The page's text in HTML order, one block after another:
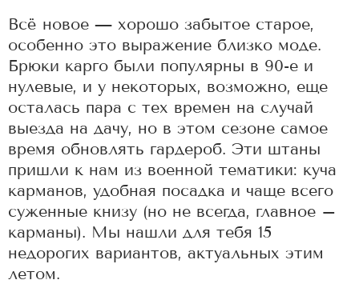
Всё новое — хорошо забытое старое,
особенно это выражение близко моде.
Брюки карго были популярны в 90-е и
нулевые, и у некоторых, возможно, еще
осталась пара с тех времен на случай
выезда на дачу, но в этом сезоне самое
время обновлять гардероб. Эти штаны
пришли к нам из военной тематики: куча
карманов, удобная посадка и чаще всего
суженные книзу (но не всегда, главное –
карманы). Мы нашли для тебя 15
недорогих вариантов, актуальных этим
летом.